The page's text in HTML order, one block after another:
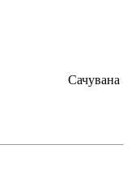
Сачувана